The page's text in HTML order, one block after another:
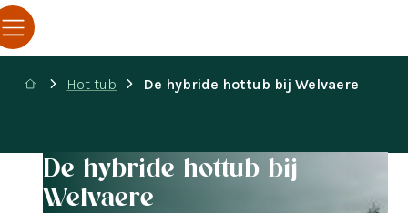
Hot tub De hybride hottub bij Welvaere
De hybride hottub bij
Welvaere